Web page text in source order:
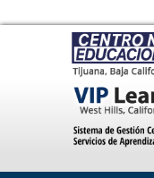
Pasar al contenido principal